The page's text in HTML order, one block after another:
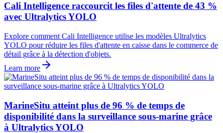
Cali Intelligence raccourcit les files d'attente de 43 %
avec Ultralytics YOLO
Explore comment Cali Intelligence utilise les modèles Ultralytics
YOLO pour réduire les files d'attente en caisse dans le commerce de
détail grâce à la détection d'objets.
Learn more
MarineSitu atteint plus de 96 % de temps de
disponibilité dans la surveillance sous-marine grâce
à Ultralytics YOLO